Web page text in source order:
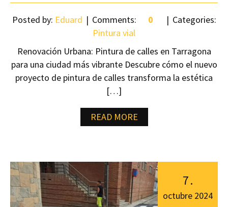
Posted by: Eduard Comments: 0
Categories:
Pintura vial
Renovación Urbana: Pintura de calles en Tarragona
para una ciudad más vibrante Descubre cómo el nuevo
proyecto de pintura de calles transforma la estética
[…]
READ MORE
7.
octubre 2024